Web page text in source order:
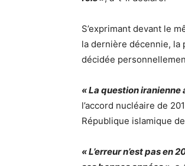
S’exprimant devant le
la dernière décennie, la
décidée
« La question iranienne
l’accord nucléaire de
République islamique
« L’erreur n’est pas en